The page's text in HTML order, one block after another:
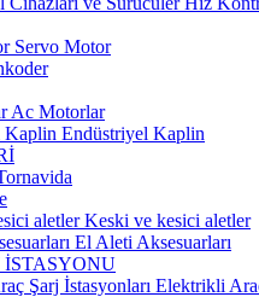
Servo Motor
Ac Motorlar
Endüstriyel Kaplin
Keski ve kesici aletler
El Aleti Aksesuarları
İSTASYONU
Elektrikli